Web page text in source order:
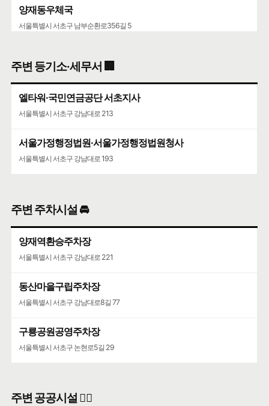
양재동우체국
서울특별시 서초구 남부순환로356길 5
서울특별시 서초구 강남대로 193
주변 등기소·세무서 🏢
엘타워·국민연금공단 서초지사
서울특별시 서초구 강남대로 213
서울가정행정법원·서울가정행정법원청사
서울특별시 서초구 강남대로 193
주변 주차시설 🚘
양재역환승주차장
서울특별시 서초구 강남대로 221
동산마을구립주차장
서울특별시 서초구 강남대로8길 77
구룡공원공영주차장
서울특별시 서초구 논현로5길 29
주변 공공시설 👨‍✈️